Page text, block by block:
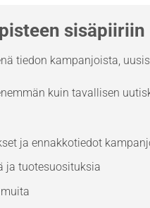
sisäpiiriin
tiedon kampanjoista,
kuin tavallisen
ja ennakkotiedot
ja tuotesuosituksia